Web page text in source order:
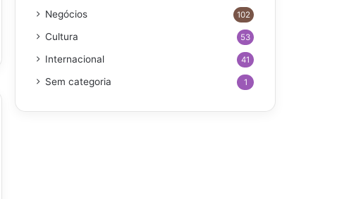
Negócios 102
Cultura 53
Internacional 41
Sem categoria 1